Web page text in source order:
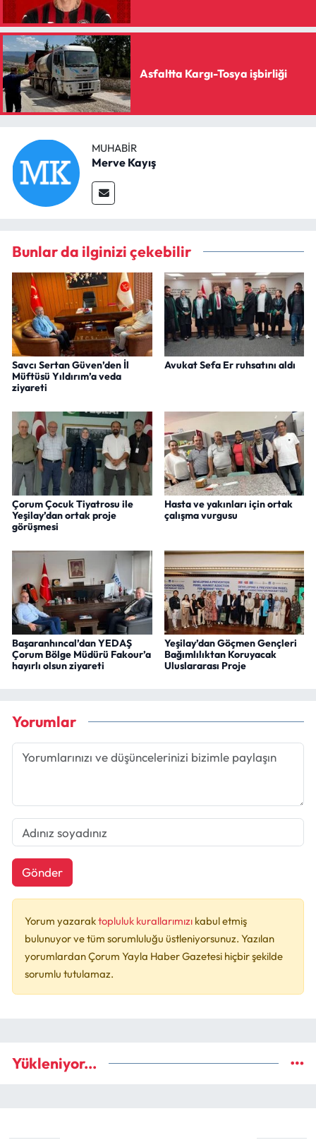
Asfaltta Kargı-Tosya işbirliği
MUHABIR
Merve Kayış
Bunlar da ilginizi çekebilir
Savcı Sertan Güven’den İl
Müftüsü Yıldırım’a veda
ziyareti
Avukat Sefa Er ruhsatını aldı
Çorum Çocuk Tiyatrosu ile
Yeşilay’dan ortak proje
görüşmesi
Hasta ve yakınları için ortak
çalışma vurgusu
Başaranhıncal’dan YEDAŞ
Çorum Bölge Müdürü Fakour’a
hayırlı olsun ziyareti
Yeşilay’dan Göçmen Gençleri
Bağımlılıktan Koruyacak
Uluslararası Proje
Yorumlar
Gönder
Yorum yazaraktopluluk kurallarımızı kabul etmiş
bulunuyor ve tüm sorumluluğu üstleniyorsunuz. Yazılan
yorumlardan Çorum Yayla Haber Gazetesi hiçbir şekilde
sorumlu tutulamaz.
Yükleniyor...